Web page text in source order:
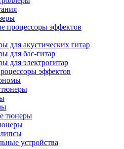
процессоры эффектов
для акустических гитар
для бас-гитар
для электрогитар
эффектов
тюнеры
тюнеры
устройства